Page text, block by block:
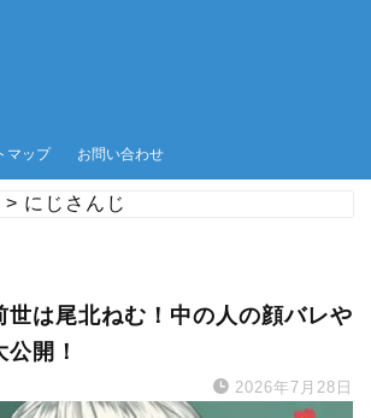
マップ お問い合わせ
> にじさんじ
世は尾北ねむ！中の人の顔バレや
開！
2026年7月28日